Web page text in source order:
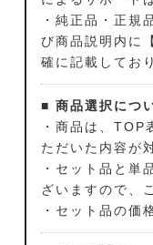
・純正品・正規
び商品説明内に
確に記載してお
■ 商品選択につ
・商品は、TOP
ただいた内容が
・セット品と単
ざいますので、
・セット品の価